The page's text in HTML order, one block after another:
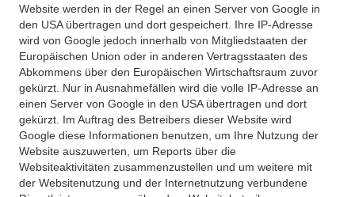
Website werden in der Regel an einen Server von Google in
den USA übertragen und dort gespeichert. Ihre IP-Adresse
wird von Google jedoch innerhalb von Mitgliedstaaten der
Europäischen Union oder in anderen Vertragsstaaten des
Abkommens über den Europäischen Wirtschaftsraum zuvor
gekürzt. Nur in Ausnahmefällen wird die volle IP-Adresse an
einen Server von Google in den USA übertragen und dort
gekürzt. Im Auftrag des Betreibers dieser Website wird
Google diese Informationen benutzen, um Ihre Nutzung der
Website auszuwerten, um Reports über die
Websiteaktivitäten zusammenzustellen und um weitere mit
der Websitenutzung und der Internetnutzung verbundene